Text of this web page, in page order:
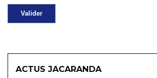
ACTUS JACARANDA